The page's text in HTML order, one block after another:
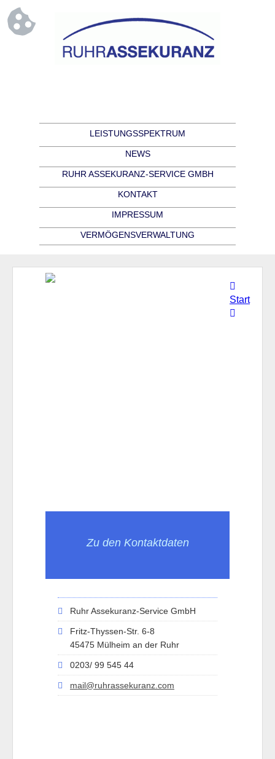
LEISTUNGSSPEKTRUM
NEWS
RUHR ASSEKURANZ-SERVICE GMBH
KONTAKT
IMPRESSUM
VERMÖGENSVERWALTUNG
Zu den Kontaktdaten
Ruhr Assekuranz-Service GmbH
Fritz-Thyssen-Str. 6-8
45475 Mülheim an der Ruhr
0203/ 99 545 44
mail@ruhrassekuranz.com
Start